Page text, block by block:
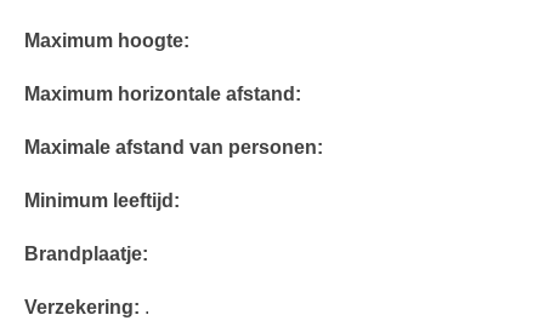
Maximum hoogte:
Maximum horizontale afstand:
Maximale afstand van personen:
Minimum leeftijd:
Brandplaatje:
Verzekering: .